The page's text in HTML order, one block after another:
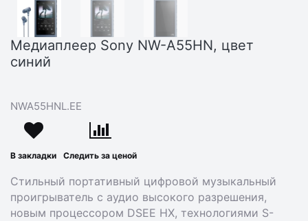
Медиаплеер Sony NW-A55HN, цвет
синий
NWA55HNL.EE
В закладки Следить за ценой
Стильный портативный цифровой музыкальный
проигрыватель с аудио высокого разрешения,
новым процессором DSEE HX, технологиями S-